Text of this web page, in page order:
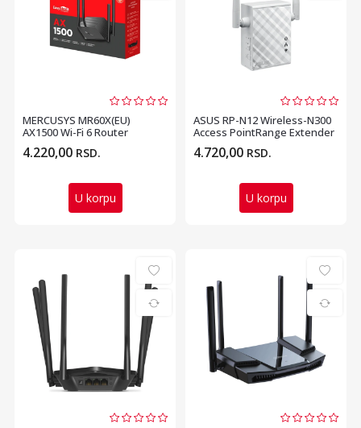
MERCUSYS MR60X(EU)
AX1500 Wi-Fi 6 Router
4.220,00 RSD.
U korpu
ASUS RP-N12 Wireless-N300
Access PointRange Extender
4.720,00 RSD.
U korpu